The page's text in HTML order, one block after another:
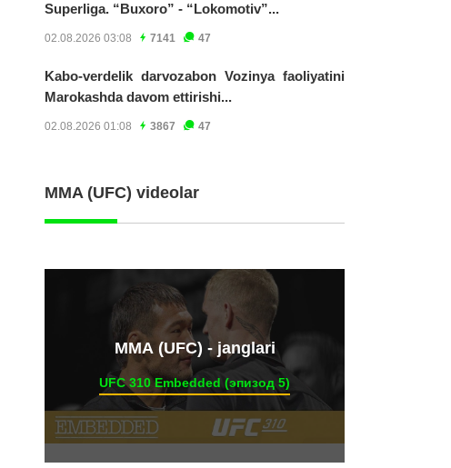
Superliga. “Buxoro” - “Lokomotiv”...
02.08.2026 03:08 7141 47
Kabo-verdelik darvozabon Vozinya faoliyatini
Marokashda davom ettirishi...
02.08.2026 01:08 3867 47
MMA (UFC) videolar
ММА (UFC) - janglari
UFC 310 Embedded (эпизод 5)